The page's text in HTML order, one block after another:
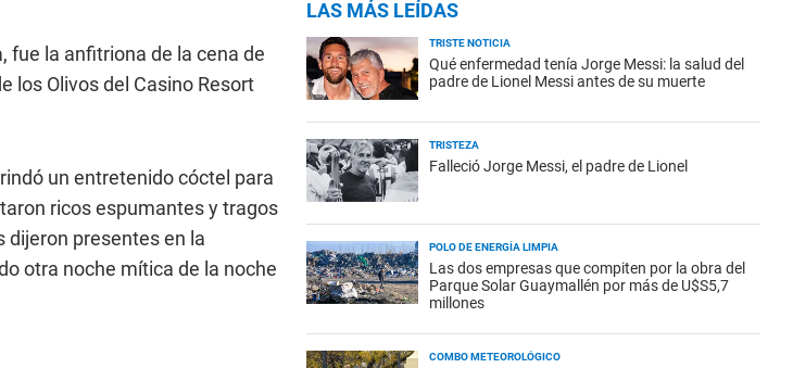
fue la anfitriona de la cena de
los Olivos del Casino Resort
un entretenido cóctel para
ricos espumantes y tragos
dijeron presentes en la
otra noche mítica de la noche
LAS MÁS LEÍDAS
TRISTE NOTICIA
Qué enfermedad tenía Jorge Messi: la salud del
padre de Lionel Messi antes de su muerte
TRISTEZA
Falleció Jorge Messi, el padre de Lionel
POLO DE ENERGÍA LIMPIA
Las dos empresas que compiten por la obra del
Parque Solar Guaymallén por más de U$S5,7
millones
COMBO METEOROLÓGICO